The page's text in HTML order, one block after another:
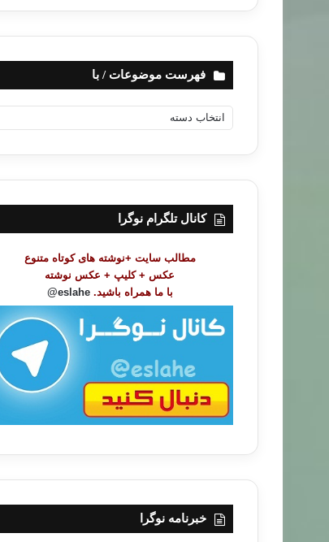
فهرست موضوعات / با
ه
ت
ض
کانال تلگرام نوگرا
مطالب سایت +نوشته های کوتاه متنوع
عکس + کلیپ + عکس نوشته
با ما همراه باشید. eslahe@
خبرنامه نوگرا